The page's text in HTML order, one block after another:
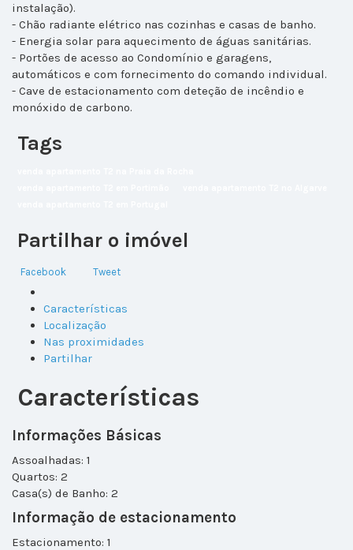
instalação).
- Chão radiante elétrico nas cozinhas e casas de banho.
- Energia solar para aquecimento de águas sanitárias.
- Portões de acesso ao Condomínio e garagens,
automáticos e com fornecimento do comando individual.
- Cave de estacionamento com deteção de incêndio e
monóxido de carbono.
Tags
Partilhar o imóvel
Facebook Tweet
Características
Localização
Nas proximidades
Partilhar
Características
Informações Básicas
Assoalhadas: 1
Quartos: 2
Casa(s) de Banho: 2
Informação de estacionamento
Estacionamento: 1